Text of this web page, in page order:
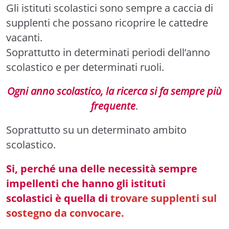
Gli istituti scolastici sono sempre a caccia di
supplenti che possano ricoprire le cattedre
vacanti.
Soprattutto in determinati periodi dell’anno
scolastico e per determinati ruoli.
Ogni anno scolastico, la ricerca si fa sempre più
frequente.
Soprattutto su un determinato ambito
scolastico.
Si, perché una delle necessità sempre
impellenti che hanno gli istituti
scolastici è quella di trovare supplenti sul
sostegno da convocare.